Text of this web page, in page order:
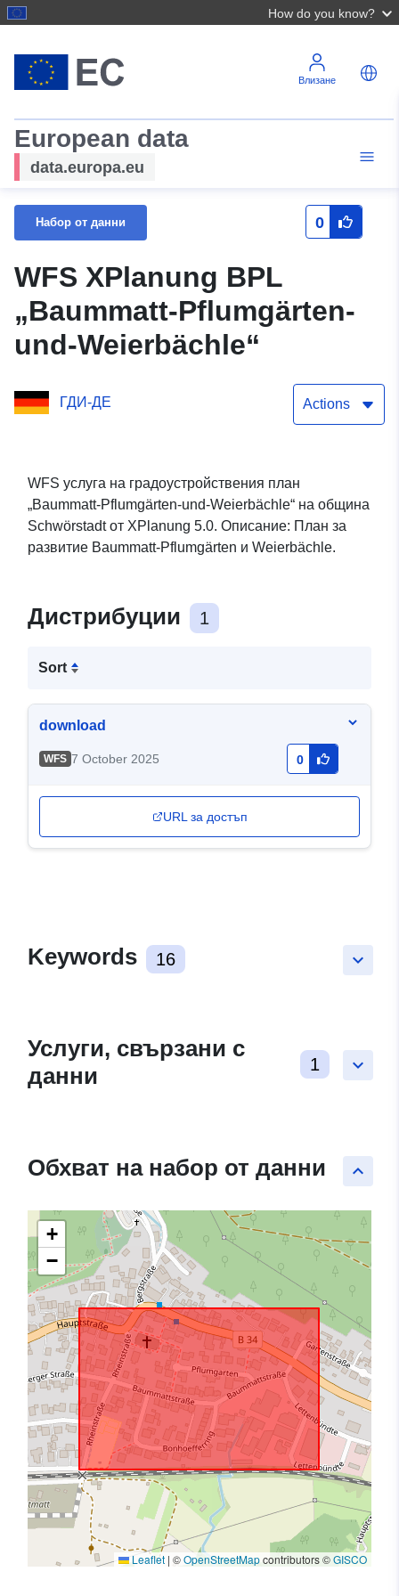
How do you know?
Влизане
European data
data.europa.eu
Набор от данни 0
WFS XPlanung BPL
„Baummatt-Pflumgärten-
und-Weierbächle“
ГДИ-ДЕ Actions
WFS услуга на градоустройствения план
„Baummatt-Pflumgärten-und-Weierbächle“ на община
Schwörstadt от XPlanung 5.0. Описание: План за
развитие Baummatt-Pflumgärten и Weierbächle.
Дистрибуции 1
Sort
download
WFS 7 October 2025 0
URL за достъп
keyboard_arrow_down
Keywords 16
keyboard_arrow_down
Услуги, свързани с
данни
1
keyboard_arrow_up
Обхват на набор от данни
+
−
Leaflet | ©OpenStreetMapcontributors ©GISCO